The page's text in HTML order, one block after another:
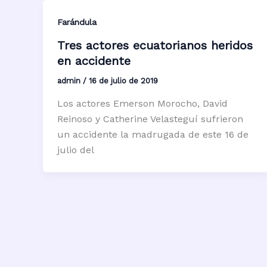
Farándula
Tres actores ecuatorianos heridos
en accidente
admin / 16 de julio de 2019
Los actores Emerson Morocho, David
Reinoso y Catherine Velasteguí sufrieron
un accidente la madrugada de este 16 de
julio del